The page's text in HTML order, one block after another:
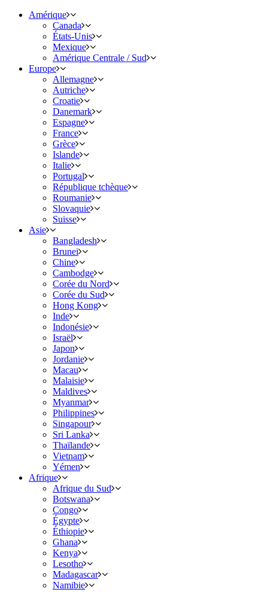
Amérique
Canada
États-Unis
Mexique
Amérique Centrale / Sud
Europe
Allemagne
Autriche
Croatie
Danemark
Espagne
France
Grèce
Islande
Italie
Portugal
République tchèque
Roumanie
Slovaquie
Suisse
Asie
Bangladesh
Brunei
Chine
Cambodge
Corée du Nord
Corée du Sud
Hong Kong
Inde
Indonésie
Israël
Japon
Jordanie
Macau
Malaisie
Maldives
Myanmar
Philippines
Singapour
Sri Lanka
Thaïlande
Vietnam
Yémen
Afrique
Afrique du Sud
Botswana
Congo
Égypte
Éthiopie
Ghana
Kenya
Lesotho
Madagascar
Namibie